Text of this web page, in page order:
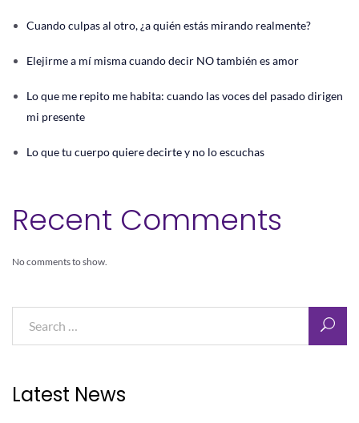
Cuando culpas al otro, ¿a quién estás mirando realmente?
Elejirme a mí misma cuando decir NO también es amor
Lo que me repito me habita: cuando las voces del pasado dirigen
mi presente
Lo que tu cuerpo quiere decirte y no lo escuchas
Recent Comments
No comments to show.
Latest News